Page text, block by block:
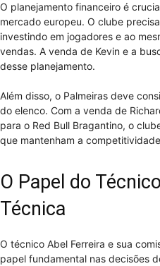
O planejamento financeiro é
mercado europeu. O clube
investindo em jogadores e ao
vendas. A venda de Kevin e a
desse planejamento.
Além disso, o Palmeiras deve
do elenco. Com a venda de
para o Red Bull Bragantino, o
que mantenham a
O Papel do
Técnica
O técnico Abel Ferreira e sua
papel fundamental nas decisões